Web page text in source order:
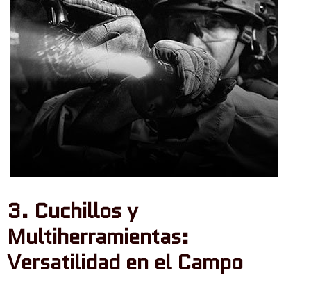
3. Cuchillos y
Multiherramientas:
Versatilidad en el Campo